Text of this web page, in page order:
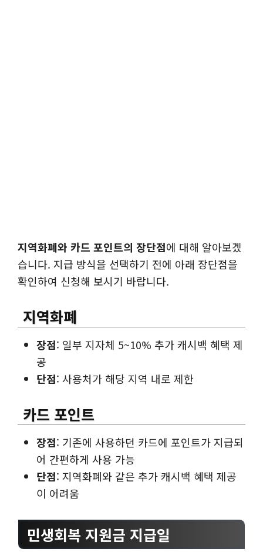
지역화폐와 카드 포인트의 장단점에 대해 알아보겠
습니다. 지급 방식을 선택하기 전에 아래 장단점을
확인하여 신청해 보시기 바랍니다.
지역화폐
장점: 일부 지자체 5~10% 추가 캐시백 혜택 제
공
단점: 사용처가 해당 지역 내로 제한
카드 포인트
장점: 기존에 사용하던 카드에 포인트가 지급되
어 간편하게 사용 가능
단점: 지역화폐와 같은 추가 캐시백 혜택 제공
이 어려움
민생회복 지원금 지급일